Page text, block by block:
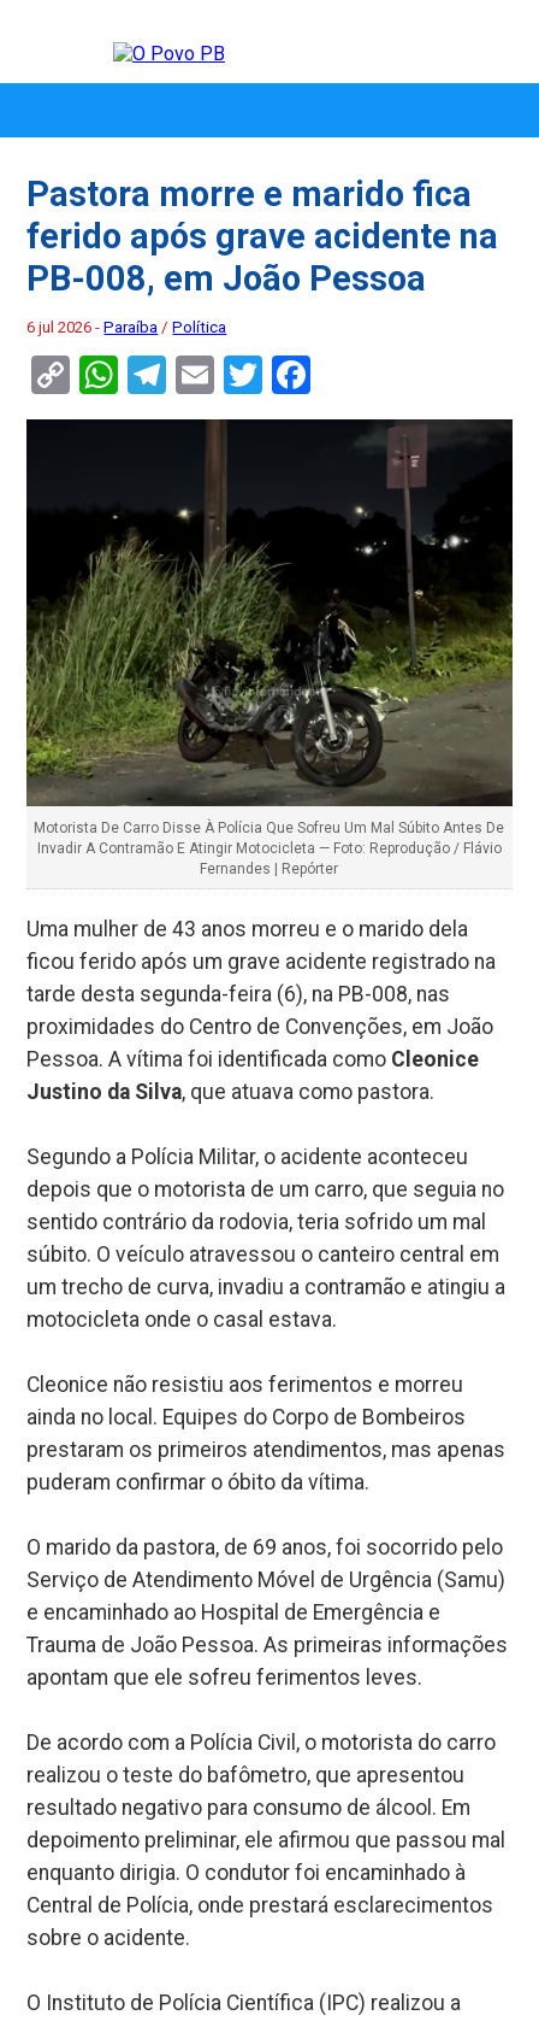
Pastora morre e marido fica
ferido após grave acidente na
PB-008, em João Pessoa
6 jul 2026 -Paraíba /Política
Copy
Link
WhatsApp
Telegram
EmailTwitter
Motorista De Carro Disse À Polícia Que Sofreu Um Mal Súbito Antes De
Invadir A Contramão E Atingir Motocicleta — Foto: Reprodução / Flávio
Fernandes | Repórter
Uma mulher de 43 anos morreu e o marido dela
ficou ferido após um grave acidente registrado na
tarde desta segunda-feira (6), na PB-008, nas
proximidades do Centro de Convenções, em João
Pessoa. A vítima foi identificada como Cleonice
Justino da Silva, que atuava como pastora.
Segundo a Polícia Militar, o acidente aconteceu
depois que o motorista de um carro, que seguia no
sentido contrário da rodovia, teria sofrido um mal
súbito. O veículo atravessou o canteiro central em
um trecho de curva, invadiu a contramão e atingiu a
motocicleta onde o casal estava.
Cleonice não resistiu aos ferimentos e morreu
ainda no local. Equipes do Corpo de Bombeiros
prestaram os primeiros atendimentos, mas apenas
puderam confirmar o óbito da vítima.
O marido da pastora, de 69 anos, foi socorrido pelo
Serviço de Atendimento Móvel de Urgência (Samu)
e encaminhado ao Hospital de Emergência e
Trauma de João Pessoa. As primeiras informações
apontam que ele sofreu ferimentos leves.
De acordo com a Polícia Civil, o motorista do carro
realizou o teste do bafômetro, que apresentou
resultado negativo para consumo de álcool. Em
depoimento preliminar, ele afirmou que passou mal
enquanto dirigia. O condutor foi encaminhado à
Central de Polícia, onde prestará esclarecimentos
sobre o acidente.
O Instituto de Polícia Científica (IPC) realizou a